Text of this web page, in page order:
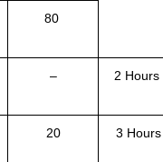
80
– 2 Hours
20 3 Hours